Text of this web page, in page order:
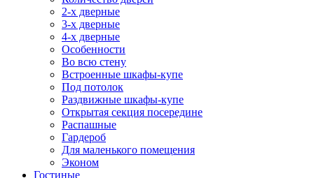
2-х дверные
3-х дверные
4-х дверные
Особенности
Во всю стену
Встроенные шкафы-купе
Под потолок
Раздвижные шкафы-купе
Открытая секция посередине
Распашные
Гардероб
Для маленького помещения
Эконом
Гостиные